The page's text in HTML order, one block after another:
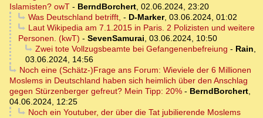
Islamisten? owT - BerndBorchert, 02.06.2024, 23:20
Was Deutschland betrifft, - D-Marker, 03.06.2024, 01:02
Laut Wikipedia am 7.1.2015 in Paris. 2 Polizisten und weitere
Personen. (kwT) - SevenSamurai, 03.06.2024, 10:50
Zwei tote Vollzugsbeamte bei Gefangenenbefreiung - Rain,
03.06.2024, 14:56
Noch eine (Schätz-)Frage ans Forum: Wieviele der 6 Millionen
Moslems in Deutschland haben sich heimlich über den Anschlag
gegen Stürzenberger gefreut? Mein Tipp: 20% - BerndBorchert,
04.06.2024, 12:25
Noch ein Youtuber, der über die Tat jubilierende Moslems